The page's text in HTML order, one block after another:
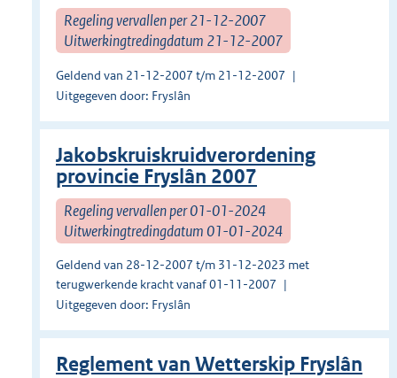
Regeling vervallen per 21-12-2007
Uitwerkingtredingdatum 21-12-2007
Geldend van 21-12-2007 t/m 21-12-2007
Uitgegeven door: Fryslân
Jakobskruiskruidverordening
provincie Fryslân 2007
Regeling vervallen per 01-01-2024
Uitwerkingtredingdatum 01-01-2024
Geldend van 28-12-2007 t/m 31-12-2023 met
terugwerkende kracht vanaf 01-11-2007
Uitgegeven door: Fryslân
Reglement van Wetterskip Fryslân